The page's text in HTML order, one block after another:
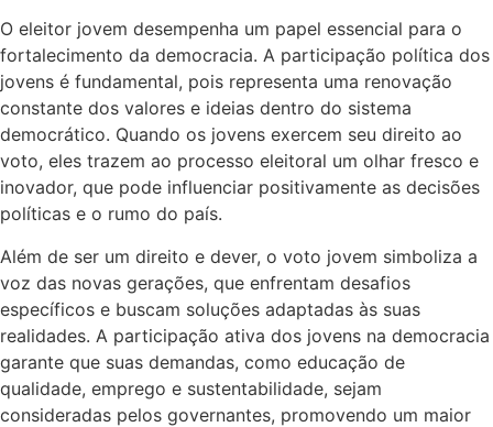
O eleitor jovem desempenha um papel essencial para o
fortalecimento da democracia. A participação política dos
jovens é fundamental, pois representa uma renovação
constante dos valores e ideias dentro do sistema
democrático. Quando os jovens exercem seu direito ao
voto, eles trazem ao processo eleitoral um olhar fresco e
inovador, que pode influenciar positivamente as decisões
políticas e o rumo do país.
Além de ser um direito e dever, o voto jovem simboliza a
voz das novas gerações, que enfrentam desafios
específicos e buscam soluções adaptadas às suas
realidades. A participação ativa dos jovens na democracia
garante que suas demandas, como educação de
qualidade, emprego e sustentabilidade, sejam
consideradas pelos governantes, promovendo um maior